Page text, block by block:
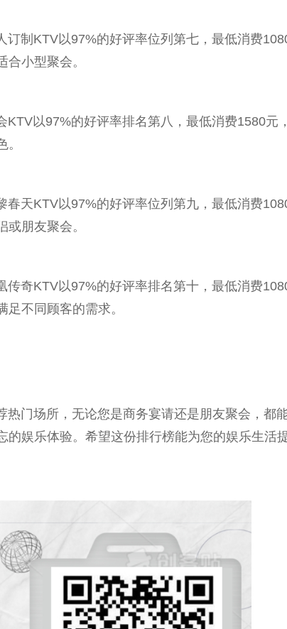
订制KTV以97%的好评率位列第七，最低消费
小型聚会。
KTV以97%的好评率排名第八，最低消费1580
春天KTV以97%的好评率位列第九，最低消费
朋友聚会。
传奇KTV以97%的好评率排名第十，最低消费
不同顾客的需求。
热门场所，无论您是商务宴请还是朋友聚会，
娱乐体验。希望这份排行榜能为您的娱乐生活